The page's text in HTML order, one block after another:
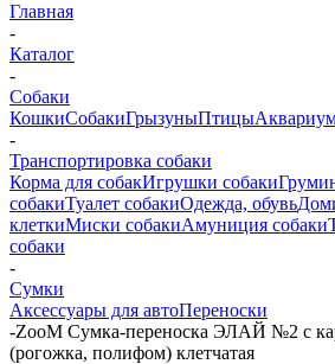
Главная
-
Каталог
-
Собаки
КошкиСобакиГрызуныПтицы
-
Транспортировка собаки
Корма для собакИгрушки собаки
собакиТуалет собакиОдежда, обувь
клеткиМиски собакиАмуниция собаки
собаки
-
Сумки
Аксессуары для автоПереноски
-ZooM Сумка-переноска ЭЛАЙ №2 с
(рогожка, полифом) клетчатая